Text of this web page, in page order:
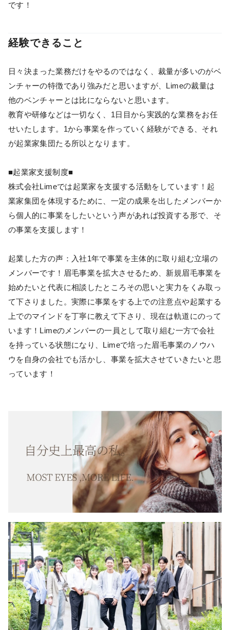
です！
経験できること
日々決まった業務だけをやるのではなく、裁量が多いのがベ
ンチャーの特徴であり強みだと思いますが、Limeの裁量は
他のベンチャーとは比にならないと思います。
教育や研修などは一切なく、1日目から実践的な業務をお任
せいたします。1から事業を作っていく経験ができる、それ
が起業家集団たる所以となります。
■起業家支援制度■
株式会社Limeでは起業家を支援する活動をしています！起
業家集団を体現するために、一定の成果を出したメンバーか
ら個人的に事業をしたいという声があれば投資する形で、そ
の事業を支援します！
起業した方の声：入社1年で事業を主体的に取り組む立場の
メンバーです！眉毛事業を拡大させるため、新規眉毛事業を
始めたいと代表に相談したところその思いと実力をくみ取っ
て下さりました。実際に事業をする上での注意点や起業する
上でのマインドを丁寧に教えて下さり、現在は軌道にのって
います！Limeのメンバーの一員として取り組む一方で会社
を持っている状態になり、Limeで培った眉毛事業のノウハ
ウを自身の会社でも活かし、事業を拡大させていきたいと思
っています！